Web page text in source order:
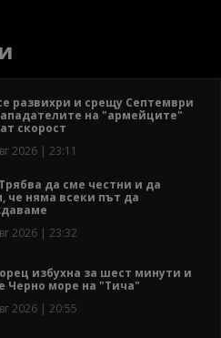
развихри и срещу Септември
на "армейците"
скорост
2026 | 23:11
да сме честни и да
че няма всеки път да
2026 | 23:32
избухна за шест минути и
Черно море на "Тича"
2026 | 20:55